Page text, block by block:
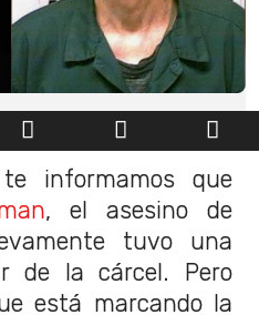
informamos que
, el asesino de
tuvo una
de la cárcel. Pero
está marcando la